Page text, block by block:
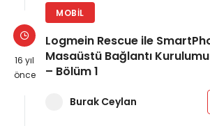
16 yıl
önce
MOBIL
Logmein Rescue ile
Masaüstü Bağlantı
– Bölüm 1
Burak Ceylan